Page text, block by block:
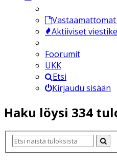
Aktiiviset
Foorumit
UKK
Etsi
Kirjaudu sisään
Haku löysi 334